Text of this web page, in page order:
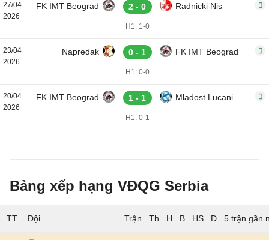
27/04
2026
FK IMT Beograd 2 - 0 Radnicki Nis
H1: 1-0
23/04
2026
Napredak 0 - 1 FK IMT Beograd
H1: 0-0
20/04
2026
FK IMT Beograd 1 - 1 Mladost Lucani
H1: 0-1
Bảng xếp hạng VĐQG Serbia
TT Đội 5 trận gần